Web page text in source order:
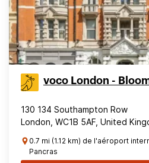
voco London -
130 134 Southampton Row
London, WC1B 5AF, United
0.7 mi (1.12 km) de l'aéroport
Pancras